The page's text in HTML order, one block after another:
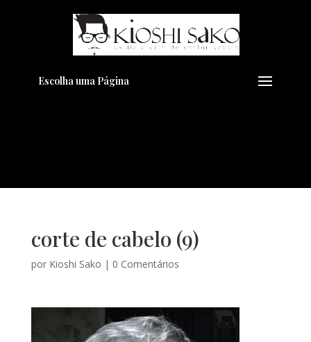
Escolha uma Página
corte de cabelo (9)
por Kioshi Sako | 0 Comentários
Pensando em transformar seu
Visual??